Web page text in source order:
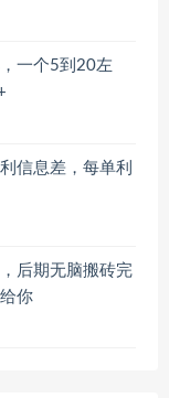
一个5到20左
信息差，每单利
后期无脑搬砖完
你